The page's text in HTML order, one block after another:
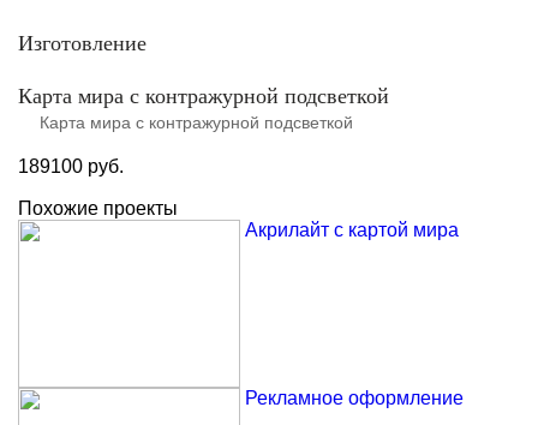
Изготовление
Карта мира с контражурной подсветкой
Карта мира с контражурной подсветкой
189100 руб.
Похожие проекты
Акрилайт с картой мира
Рекламное оформление